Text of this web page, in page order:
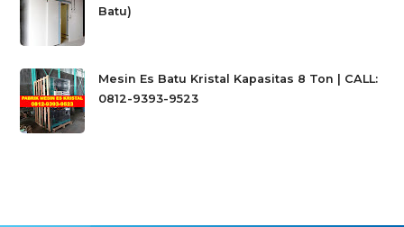
Batu)
Mesin Es Batu Kristal Kapasitas 8 Ton | CALL:
0812-9393-9523